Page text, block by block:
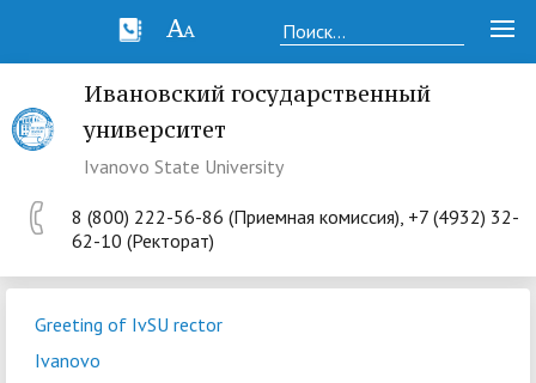
Ивановский государственный
университет
Ivanovo State University
8 (800) 222-56-86 (Приемная комиссия), +7 (4932) 32-
62-10 (Ректорат)
Greeting of IvSU rector
Ivanovo